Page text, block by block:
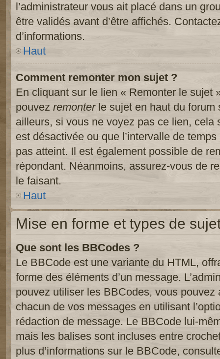
l’administrateur vous ait placé dans un
être validés avant d’être affichés.
d’informations.
Haut
Comment remonter mon sujet ?
En cliquant sur le lien « Remonter le sujet
pouvez remonterle sujet en haut du forum
ailleurs, si vous ne voyez pas ce lien, cela
est désactivée ou que l’intervalle de
pas atteint. Il est également possible de
répondant. Néanmoins, assurez-vous de
le faisant.
Haut
Mise en forme et types de
Que sont les BBCodes ?
Le BBCode est une variante du HTML,
forme des éléments d’un message.
pouvez utiliser les BBCodes, vous
chacun de vos messages en utilisant
rédaction de message. Le BBCode lui-
mais les balises sont incluses entre
plus d’informations sur le BBCode,